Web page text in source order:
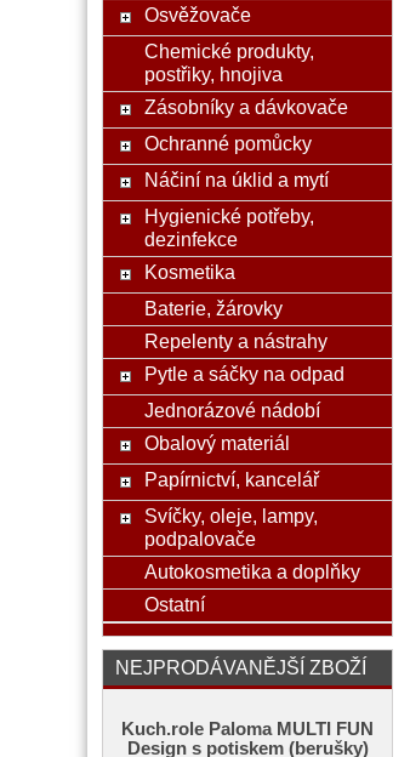
Osvěžovače
Chemické produkty,
postřiky, hnojiva
Zásobníky a dávkovače
Ochranné pomůcky
Náčiní na úklid a mytí
Hygienické potřeby,
dezinfekce
Kosmetika
Baterie, žárovky
Repelenty a nástrahy
Pytle a sáčky na odpad
Jednorázové nádobí
Obalový materiál
Papírnictví, kancelář
Svíčky, oleje, lampy,
podpalovače
Autokosmetika a doplňky
Ostatní
NEJPRODÁVANĚJŠÍ ZBOŽÍ
Kuch.role Paloma MULTI FUN
Design s potiskem (berušky)